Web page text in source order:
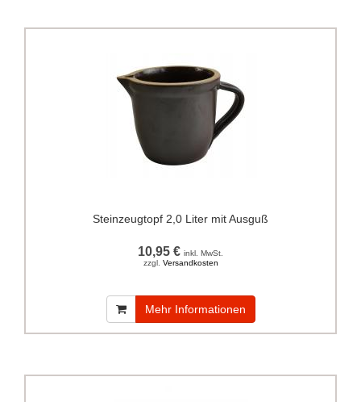
Steinzeugtopf 2,0 Liter mit Ausguß
10,95 € inkl. MwSt.
zzgl. Versandkosten
Mehr Informationen